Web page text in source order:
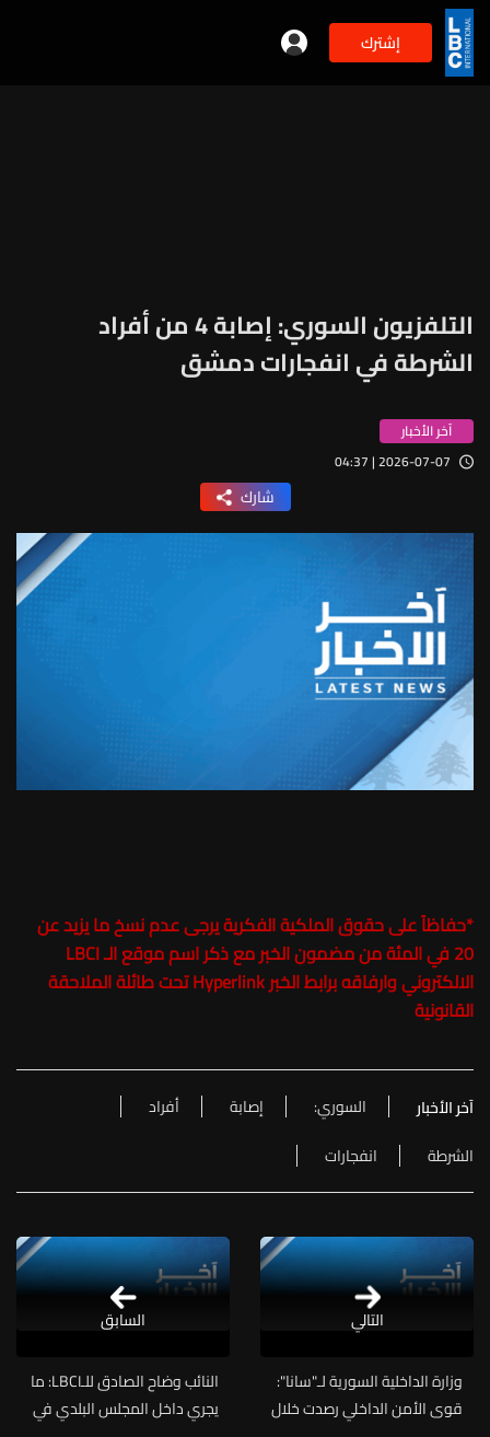
إشترك
التلفزيون السوري: إصابة 4 من أفراد
الشرطة في انفجارات دمشق
آخر الأخبار
2026-07-07 | 04:37
شارك
*حفاظاً على حقوق الملكية الفكرية يرجى عدم نسخ ما يزيد عن
20 في المئة من مضمون الخبر مع ذكر اسم موقع الـ LBCI
الالكتروني وارفاقه برابط الخبر Hyperlink تحت طائلة الملاحقة
القانونية
آخر الأخبار السوري: إصابة
أفراد
الشرطة
انفجارات
التالي
وزارة الداخلية السورية لـ"سانا":
قوى الأمن الداخلي رصدت خلال
النائب وضاح الصادق للـLBCI: ما
يجري داخل المجلس البلدي في
السابق